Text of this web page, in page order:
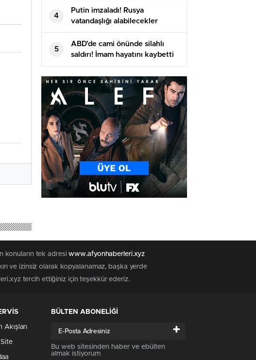
4
Putin imzaladı! Rusya
vatandaşlığı alabilecekler
5
ABD’de cami önünde silahlı
saldırı! İmam hayatını kaybetti
konuların tek adresiwww.afyonhaberleri.xyz
ve izinsiz olarak kopyalanamaz, başka yerde
tercih ettiğiniz için teşekkür ederiz.
Akışları
Site
BÜLTEN ABONELİĞİ
+
Bu web sitesinden haber ve ebülten
almak istiyorum